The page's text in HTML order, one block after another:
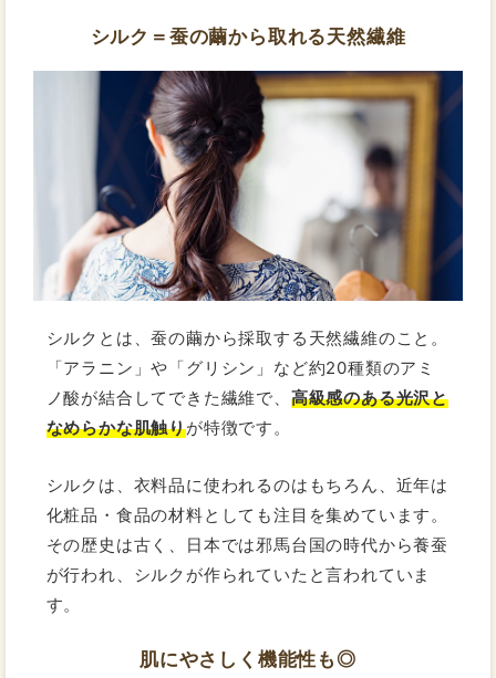
シルク＝蚕の繭から取れる天然繊維
シルクとは、蚕の繭から採取する天然繊維のこと。
「アラニン」や「グリシン」など約20種類のアミ
ノ酸が結合してできた繊維で、 高級感のある光沢と
なめらかな肌触りが特徴です。
シルクは、衣料品に使われるのはもちろん、近年は
化粧品・食品の材料としても注目を集めています。
その歴史は古く、日本では邪馬台国の時代から養蚕
が行われ、シルクが作られていたと言われていま
す。
肌にやさしく機能性も◎